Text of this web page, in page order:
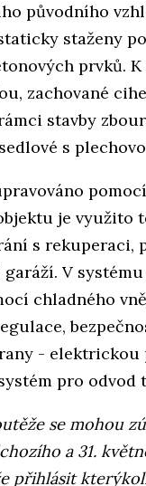
původního
staženy
prvků.
zachované
stavby
s
je využito
s rekuperaci,
V
chladného
-
pro odvod
se mohou
a 31.
přihlásit